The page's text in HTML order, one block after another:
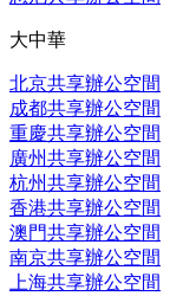
大中華
北京共享辦公空間
成都共享辦公空間
重慶共享辦公空間
廣州共享辦公空間
杭州共享辦公空間
香港共享辦公空間
澳門共享辦公空間
南京共享辦公空間
上海共享辦公空間